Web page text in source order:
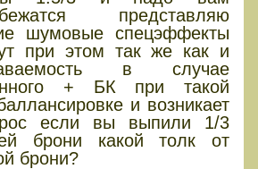
представляю
шумовые спецэффекты
при этом так же как и
в случае
+ БК при такой
и возникает
если вы выпили 1/3
брони какой толк от
брони?